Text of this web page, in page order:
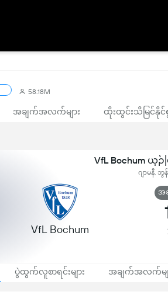
58.18M
အချက်အလက်များ ထိုးထွင်းသိမြင်နိုင်
VfL Bochum
ဂျာမနီ, ဘွ
VfL Bochum
အ
ပွဲထွက်လူစာရင်းများ အချက်အလက်မျ